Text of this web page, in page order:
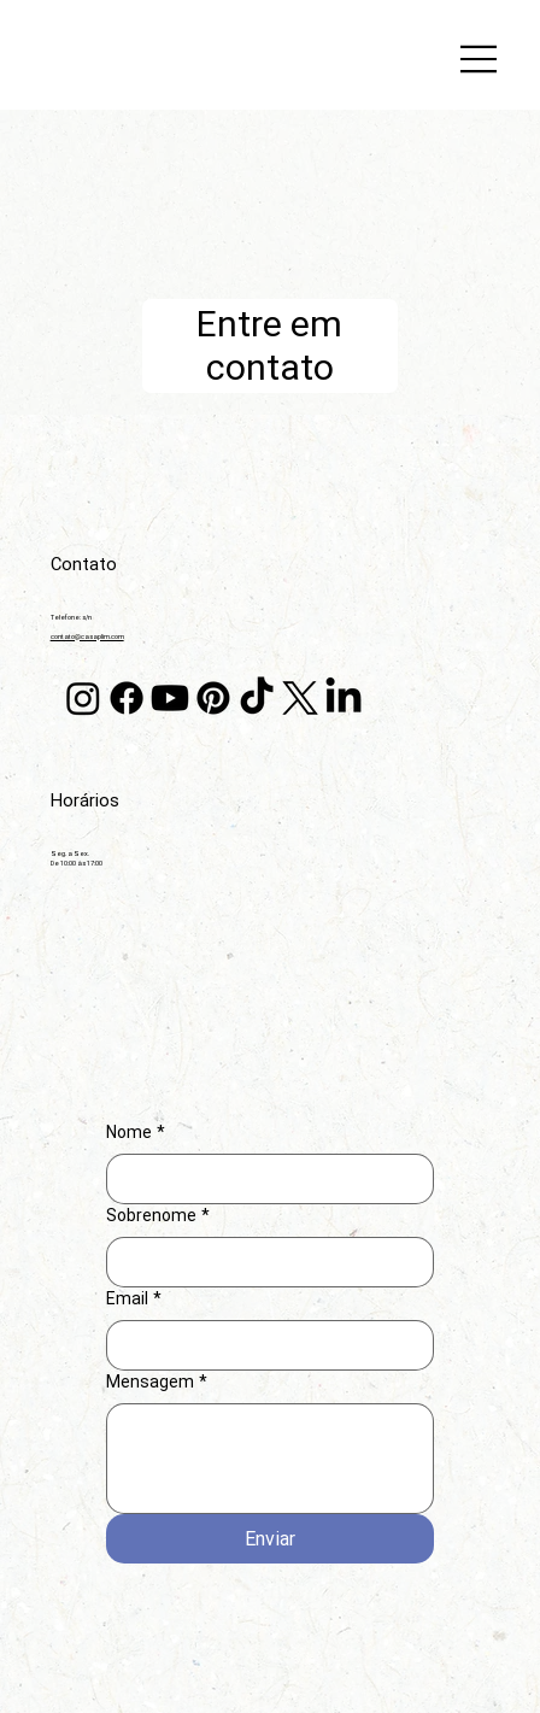
Entre em
contato
Contato
Telefone: s/n
contato@casaplim.com
Horários
Seg. a Sex.
De 10:00 às 17:00
Nome *
Sobrenome *
Email *
Mensagem *
Enviar